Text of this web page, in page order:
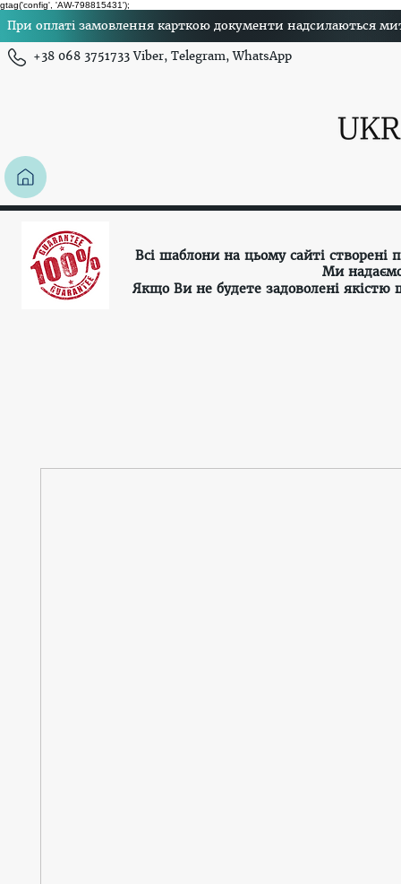
gtag('config', 'AW-798815431');
При оплаті замовлення карткою документи надсилаються
+38 068 3751733 Viber, Telegram, WhatsApp
Всі шаблони на цьому сайті
Ми
Якщо Ви не будете задоволені